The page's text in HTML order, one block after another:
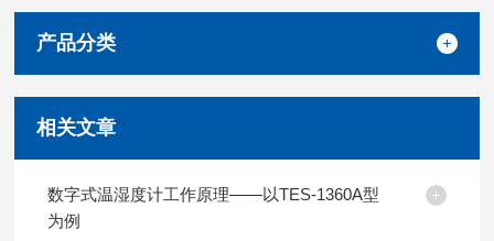
产品分类
相关文章
数字式温湿度计工作原理——以TES-1360A型
为例